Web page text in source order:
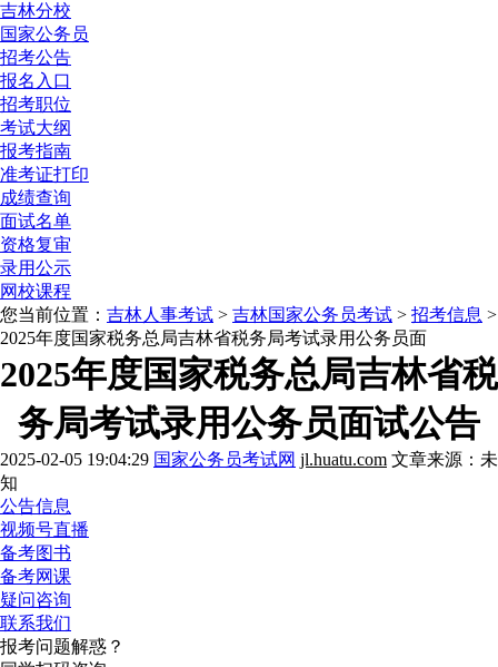
吉林分校
国家公务员
招考公告
报名入口
招考职位
考试大纲
报考指南
准考证打印
成绩查询
面试名单
资格复审
录用公示
网校课程
您当前位置： 吉林人事考试 > 吉林国家公务员考试 > 招考信息 >
2025年度国家税务总局吉林省税务局考试录用公务员面
2025年度国家税务总局吉林省税
务局考试录用公务员面试公告
2025-02-05 19:04:29 国家公务员考试网 jl.huatu.com 文章来源：未
知
公告信息
视频号直播
备考图书
备考网课
疑问咨询
联系我们
报考问题解惑？